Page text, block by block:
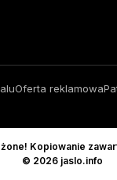
Oferta reklamowa
Kopiowanie
© 2026 jaslo.info